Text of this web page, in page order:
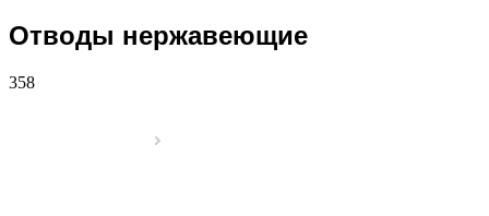
Отводы нержавеющие
358